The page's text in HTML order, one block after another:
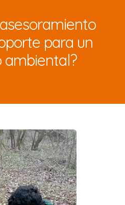
para un
ambiental?